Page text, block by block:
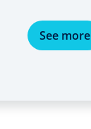
See more